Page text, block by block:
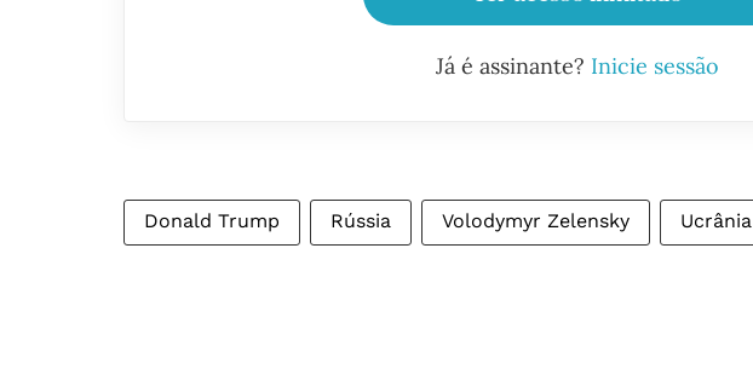
Já é assinante? Inicie sessão
Donald Trump Rússia Volodymyr Zelensky Ucrânia